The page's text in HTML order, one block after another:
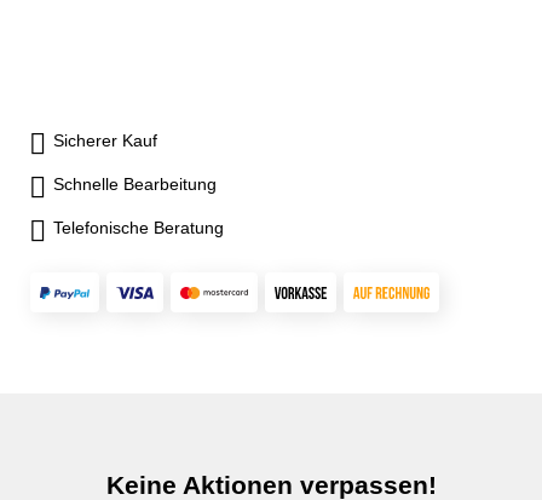
Sicherer Kauf
Schnelle Bearbeitung
Telefonische Beratung
Keine Aktionen verpassen!